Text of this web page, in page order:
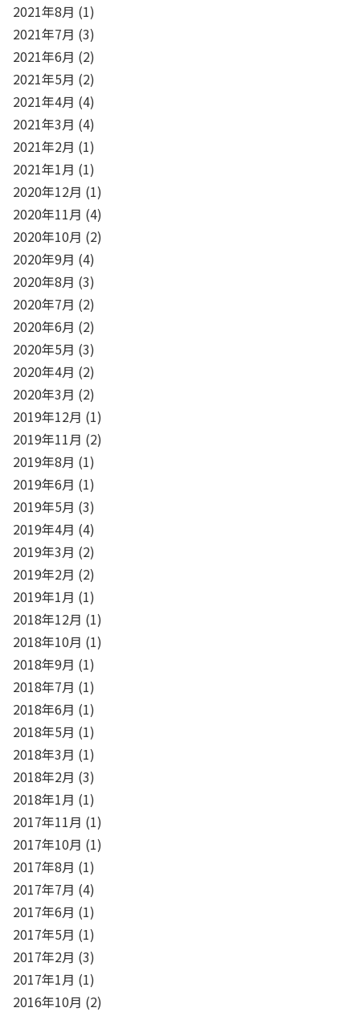
2021年8月 (1)
2021年7月 (3)
2021年6月 (2)
2021年5月 (2)
2021年4月 (4)
2021年3月 (4)
2021年2月 (1)
2021年1月 (1)
2020年12月 (1)
2020年11月 (4)
2020年10月 (2)
2020年9月 (4)
2020年8月 (3)
2020年7月 (2)
2020年6月 (2)
2020年5月 (3)
2020年4月 (2)
2020年3月 (2)
2019年12月 (1)
2019年11月 (2)
2019年8月 (1)
2019年6月 (1)
2019年5月 (3)
2019年4月 (4)
2019年3月 (2)
2019年2月 (2)
2019年1月 (1)
2018年12月 (1)
2018年10月 (1)
2018年9月 (1)
2018年7月 (1)
2018年6月 (1)
2018年5月 (1)
2018年3月 (1)
2018年2月 (3)
2018年1月 (1)
2017年11月 (1)
2017年10月 (1)
2017年8月 (1)
2017年7月 (4)
2017年6月 (1)
2017年5月 (1)
2017年2月 (3)
2017年1月 (1)
2016年10月 (2)